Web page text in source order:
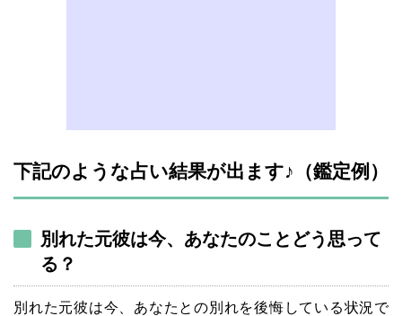
下記のような占い結果が出ます♪（鑑定例）
別れた元彼は今、あなたのことどう思って
る？
別れた元彼は今、あなたとの別れを後悔している状況で